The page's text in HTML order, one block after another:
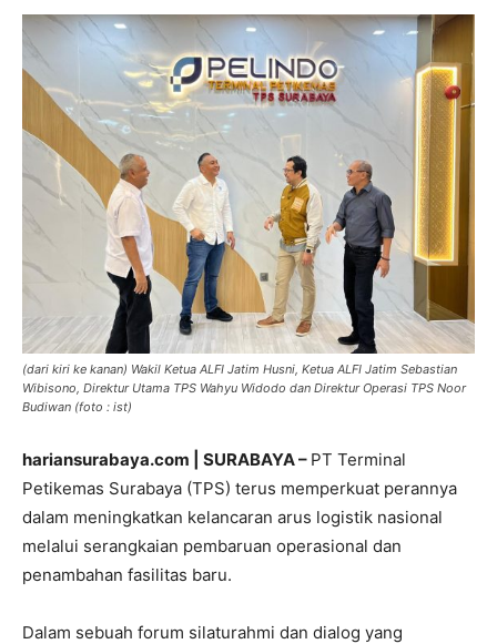
(dari kiri ke kanan) Wakil Ketua ALFI Jatim Husni, Ketua ALFI Jatim Sebastian
Wibisono, Direktur Utama TPS Wahyu Widodo dan Direktur Operasi TPS Noor
Budiwan (foto : ist)
hariansurabaya.com | SURABAYA – PT Terminal
Petikemas Surabaya (TPS) terus memperkuat perannya
dalam meningkatkan kelancaran arus logistik nasional
melalui serangkaian pembaruan operasional dan
penambahan fasilitas baru.
Dalam sebuah forum silaturahmi dan dialog yang